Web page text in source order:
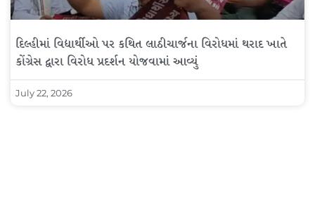
દિલ્હીમાં વિદ્યાર્થીઓ પર કથિત લાઠીચાર્જના વિરોધમાં થરાદ ખાતે
કોંગ્રેસ દ્વારા વિરોધ પ્રદર્શન યોજવામાં આવ્યું
July 22, 2026